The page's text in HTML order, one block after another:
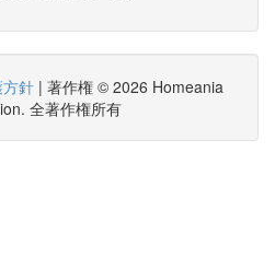
針| 著作権 © 2026 Homeania
全著作権所有